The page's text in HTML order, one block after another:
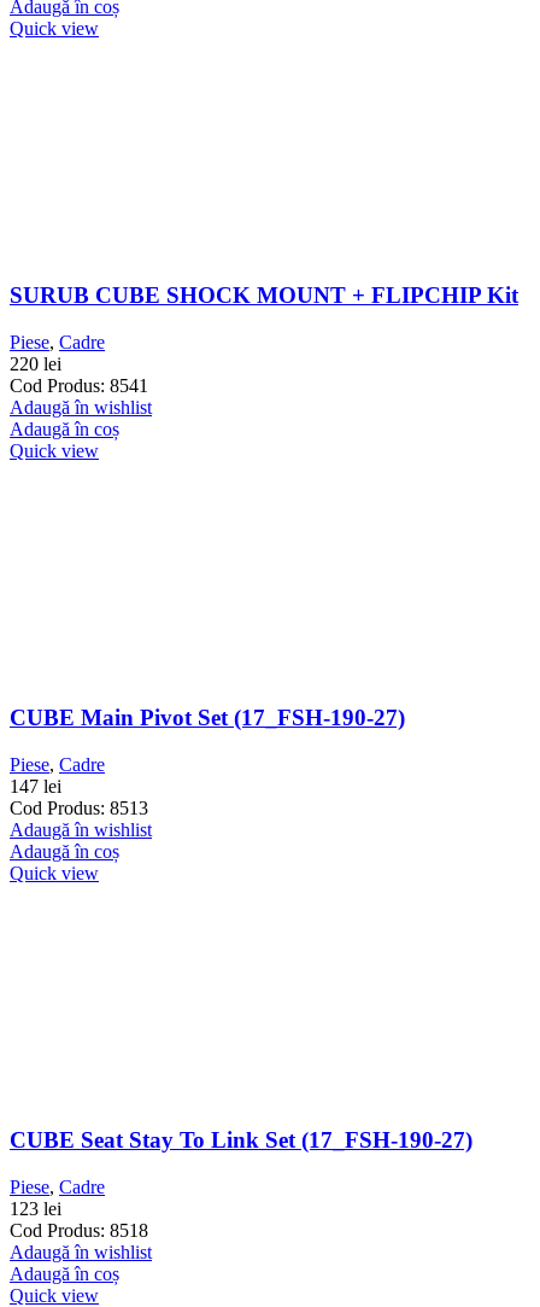
Adaugă în coș
Quick view
SURUB CUBE SHOCK MOUNT + FLIPCHIP Kit
Piese, Cadre
220 lei
Cod Produs: 8541
Adaugă în wishlist
Adaugă în coș
Quick view
CUBE Main Pivot Set (17_FSH-190-27)
Piese, Cadre
147 lei
Cod Produs: 8513
Adaugă în wishlist
Adaugă în coș
Quick view
CUBE Seat Stay To Link Set (17_FSH-190-27)
Piese, Cadre
123 lei
Cod Produs: 8518
Adaugă în wishlist
Adaugă în coș
Quick view